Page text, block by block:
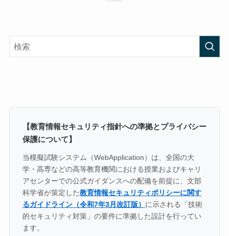
【教育情報セキュリティ指針への準拠とプライバシー
保護について】
当模擬試験システム（WebApplication）は、全国の大
学・高専などの高等教育機関における授業およびキャリ
アセンターでの公式ガイダンスへの配備を前提に、文部
科学省が策定した教育情報セキュリティポリシーに関す
るガイドライン（令和7年3月改訂版） に示される「技術
的セキュリティ対策」の要件に準拠した設計を行ってい
ます。